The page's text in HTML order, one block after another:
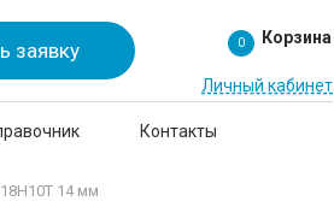
заявку
Корзина
0
Личный кабинет
Контакты
14 мм